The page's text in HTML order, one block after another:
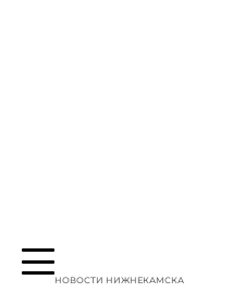
НОВОСТИ НИЖНЕКАМСКА